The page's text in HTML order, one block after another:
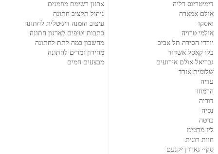
דימיטריוס דליה
אולם אמארה
ואסקו
אולמי טרויה
יורדי הסירה תל אביב
בלו קאסל אשדוד
גבריאל אולם אירועים
שלומית אזרד
עדיה
הרמוזו
דוריה
נסיה
ברטה
ליז מרטינז
חוות רונית
סקיי גארדן יקנעם
ארגון רשימת מוזמנים
ניהול תקציב חתונה
עיצוב הזמנה דיגיטלית לחתונה
כתבות וטיפים לארגון חתונה
מחשבון כמה לתת לחתונה
מחירון זמרים לחתונה
מבצעים חמים